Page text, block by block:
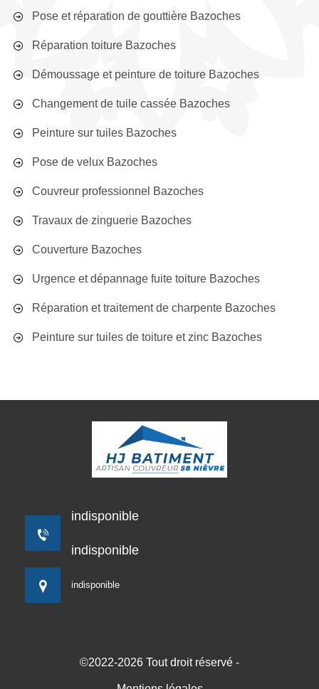
Pose et réparation de gouttière Bazoches
Réparation toiture Bazoches
Démoussage et peinture de toiture Bazoches
Changement de tuile cassée Bazoches
Peinture sur tuiles Bazoches
Pose de velux Bazoches
Couvreur professionnel Bazoches
Travaux de zinguerie Bazoches
Couverture Bazoches
Urgence et dépannage fuite toiture Bazoches
Réparation et traitement de charpente Bazoches
Peinture sur tuiles de toiture et zinc Bazoches
indisponible
indisponible
indisponible
©2022-2026 Tout droit réservé -